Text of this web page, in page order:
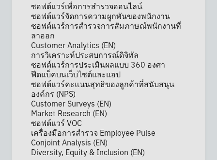
ซอฟต์แวร์เพื่อการสำรวจออนไลน์
ซอฟต์แวร์จัดการความผูกพันของพนักงาน
ซอฟต์แวร์การสำรวจการสัมภาษณ์พนักงานที่
ลาออก
Customer Analytics (EN)
การวิเคราะห์ประสบการณ์ดิจิทัล
ซอฟต์แวร์การประเมินผลแบบ 360 องศา
ฟีดแบ็คบนเว็บไซต์และแอป
ซอฟต์แวร์คะแนนสุทธิของลูกค้าที่สนับสนุน
องค์กร (NPS)
Customer Surveys (EN)
Market Research (EN)
ซอฟต์แวร์ VOC
เครื่องมือการสำรวจ Employee Pulse
Conjoint Analysis (EN)
Diversity, Equity & Inclusion (EN)